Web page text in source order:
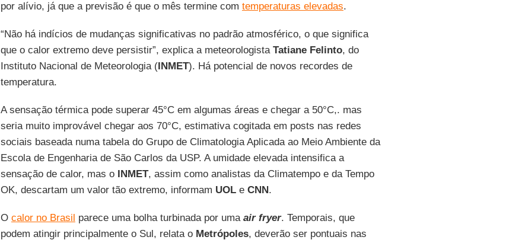
por alívio, já que a previsão é que o mês termine com temperaturas elevadas.
“Não há indícios de mudanças significativas no padrão atmosférico, o que significa
que o calor extremo deve persistir”, explica a meteorologista Tatiane Felinto, do
Instituto Nacional de Meteorologia (INMET). Há potencial de novos recordes de
temperatura.
A sensação térmica pode superar 45°C em algumas áreas e chegar a 50°C,. mas
seria muito improvável chegar aos 70°C, estimativa cogitada em posts nas redes
sociais baseada numa tabela do Grupo de Climatologia Aplicada ao Meio Ambiente da
Escola de Engenharia de São Carlos da USP. A umidade elevada intensifica a
sensação de calor, mas o INMET, assim como analistas da Climatempo e da Tempo
OK, descartam um valor tão extremo, informam UOLe CNN.
O calor no Brasil parece uma bolha turbinada por uma air fryer. Temporais, que
podem atingir principalmente o Sul, relata o Metrópoles, deverão ser pontuais nas